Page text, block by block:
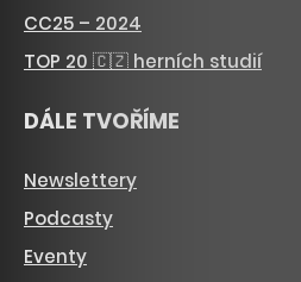
CC25 – 2024
TOP 20 🇨🇿 herních studií
DÁLE TVOŘÍME
Newslettery
Podcasty
Eventy